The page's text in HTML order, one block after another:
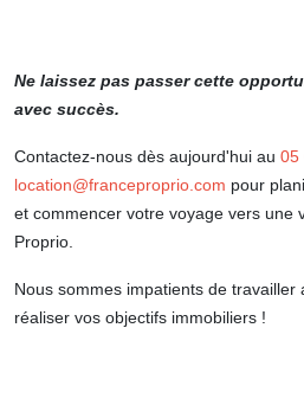
Ne laissez pas passer cette
avec succès.
Contactez-nous dès aujourd'hui au 05
location@franceproprio.com pour
et commencer votre voyage vers une
Proprio.
Nous sommes impatients de travailler
réaliser vos objectifs immobiliers !